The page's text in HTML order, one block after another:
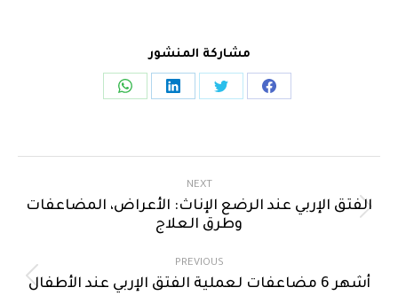
مشاركة المنشور
PREVIOUS
أشهر 6 مضاعفات لعملية الفتق الإربي عند الأطفال
NEXT
الفتق الإربي عند الرضع الإناث: الأعراض، المضاعفات
وطرق العلاج